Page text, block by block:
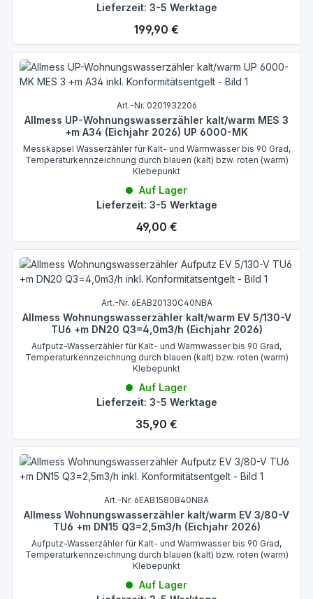
Lieferzeit: 3-5 Werktage
Regulärer Preis:
199,90 €
Art.-Nr. 0201932206
Allmess UP-Wohnungswasserzähler kalt/warm MES 3
+m A34 (Eichjahr 2026) UP 6000-MK
Messkapsel Wasserzähler für Kalt- und Warmwasser bis 90 Grad,
Temperaturkennzeichnung durch blauen (kalt) bzw. roten (warm)
Klebepunkt
Auf Lager
Lieferzeit: 3-5 Werktage
Regulärer Preis:
49,00 €
Art.-Nr. 6EAB20130C40NBA
Allmess Wohnungswasserzähler kalt/warm EV 5/130-V
TU6 +m DN20 Q3=4,0m3/h (Eichjahr 2026)
Aufputz-Wasserzähler für Kalt- und Warmwasser bis 90 Grad,
Temperaturkennzeichnung durch blauen (kalt) bzw. roten (warm)
Klebepunkt
Auf Lager
Lieferzeit: 3-5 Werktage
Regulärer Preis:
35,90 €
Art.-Nr. 6EAB1580B40NBA
Allmess Wohnungswasserzähler kalt/warm EV 3/80-V
TU6 +m DN15 Q3=2,5m3/h (Eichjahr 2026)
Aufputz-Wasserzähler für Kalt- und Warmwasser bis 90 Grad,
Temperaturkennzeichnung durch blauen (kalt) bzw. roten (warm)
Klebepunkt
Auf Lager